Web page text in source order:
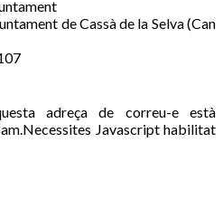
de Cassà de la Selva (Can
adreça de correu-e està
Javascript habilitat